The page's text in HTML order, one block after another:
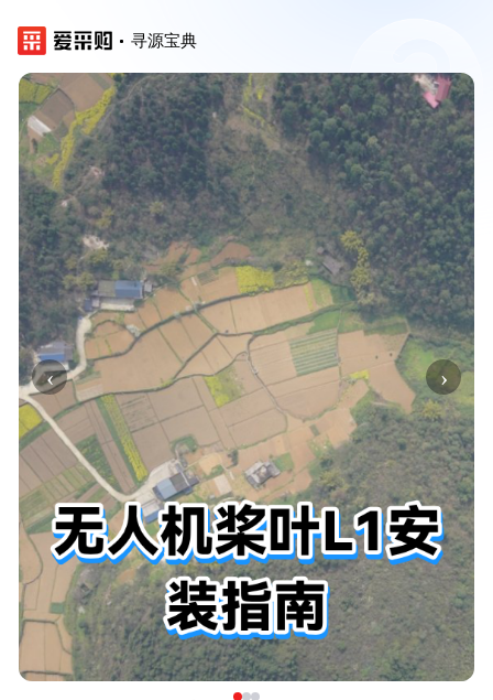
寻源宝典
‹ ›